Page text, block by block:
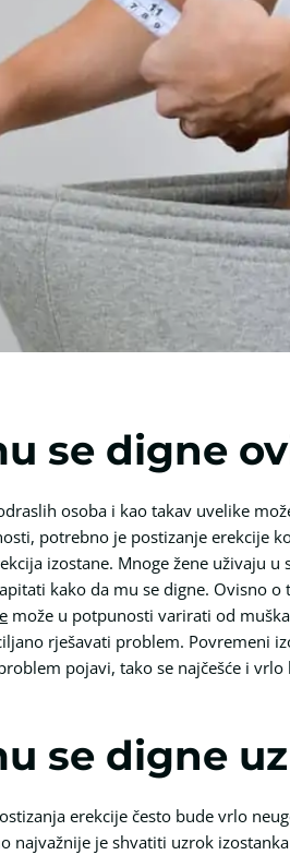
se digne
osoba i kao takav uvelike
potrebno je postizanje erekcije
izostane. Mnoge žene uživaju
kako da mu se digne. Ovisno
može u potpunosti varirati od
rješavati problem. Povremeni
pojavi, tako se najčešće i
se digne
erekcije često bude vrlo
najvažnije je shvatiti uzrok